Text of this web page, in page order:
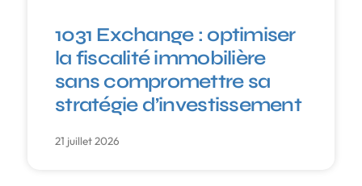
1031 Exchange : optimiser
la fiscalité immobilière
sans compromettre sa
stratégie d’investissement
21 juillet 2026